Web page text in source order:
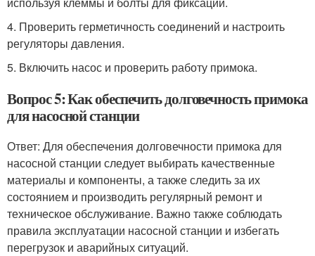
4. Проверить герметичность соединений и настроить
регуляторы давления.
5. Включить насос и проверить работу примока.
Вопрос 5: Как обеспечить долговечность примока
для насосной станции
Ответ: Для обеспечения долговечности примока для
насосной станции следует выбирать качественные
материалы и компоненты, а также следить за их
состоянием и производить регулярный ремонт и
техническое обслуживание. Важно также соблюдать
правила эксплуатации насосной станции и избегать
перегрузок и аварийных ситуаций.